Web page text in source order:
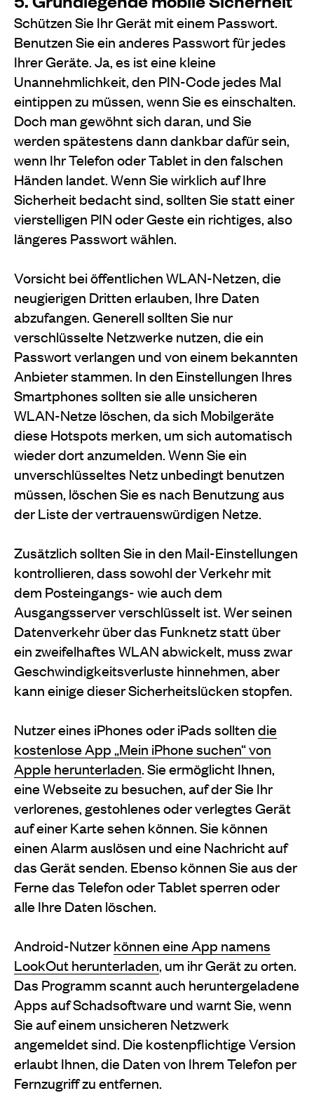
Schützen Sie Ihr Gerät mit einem Passwort.
Benutzen Sie ein anderes Passwort für jedes
Ihrer Geräte. Ja, es ist eine kleine
Unannehmlichkeit, den PIN-Code jedes Mal
eintippen zu müssen, wenn Sie es einschalten.
Doch man gewöhnt sich daran, und Sie
werden spätestens dann dankbar dafür sein,
wenn Ihr Telefon oder Tablet in den falschen
Händen landet. Wenn Sie wirklich auf Ihre
Sicherheit bedacht sind, sollten Sie statt einer
vierstelligen PIN oder Geste ein richtiges, also
längeres Passwort wählen.
Vorsicht bei öffentlichen WLAN-Netzen, die
neugierigen Dritten erlauben, Ihre Daten
abzufangen. Generell sollten Sie nur
verschlüsselte Netzwerke nutzen, die ein
Passwort verlangen und von einem bekannten
Anbieter stammen. In den Einstellungen Ihres
Smartphones sollten sie alle unsicheren
WLAN-Netze löschen, da sich Mobilgeräte
diese Hotspots merken, um sich automatisch
wieder dort anzumelden. Wenn Sie ein
unverschlüsseltes Netz unbedingt benutzen
müssen, löschen Sie es nach Benutzung aus
der Liste der vertrauenswürdigen Netze.
Zusätzlich sollten Sie in den Mail-Einstellungen
kontrollieren, dass sowohl der Verkehr mit
dem Posteingangs- wie auch dem
Ausgangsserver verschlüsselt ist. Wer seinen
Datenverkehr über das Funknetz statt über
ein zweifelhaftes WLAN abwickelt, muss zwar
Geschwindigkeitsverluste hinnehmen, aber
kann einige dieser Sicherheitslücken stopfen.
Nutzer eines iPhones oder iPads solltendie
kostenlose App „Mein iPhone suchen“ von
Apple herunterladen. Sie ermöglicht Ihnen,
eine Webseite zu besuchen, auf der Sie Ihr
verlorenes, gestohlenes oder verlegtes Gerät
auf einer Karte sehen können. Sie können
einen Alarm auslösen und eine Nachricht auf
das Gerät senden. Ebenso können Sie aus der
Ferne das Telefon oder Tablet sperren oder
alle Ihre Daten löschen.
Android-Nutzerkönnen eine App namens
LookOut herunterladen, um ihr Gerät zu orten.
Das Programm scannt auch heruntergeladene
Apps auf Schadsoftware und warnt Sie, wenn
Sie auf einem unsicheren Netzwerk
angemeldet sind. Die kostenpflichtige Version
erlaubt Ihnen, die Daten von Ihrem Telefon per
Fernzugriff zu entfernen.